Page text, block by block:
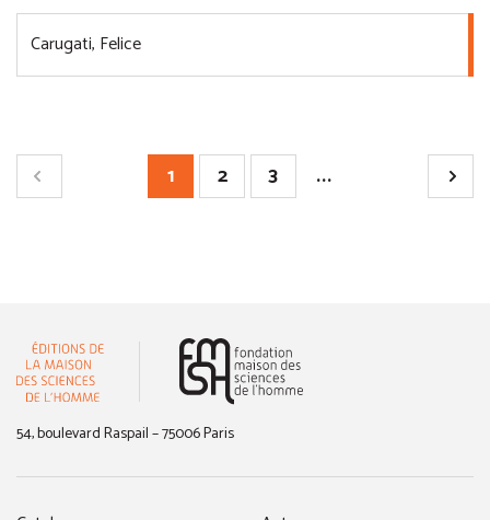
Carugati, Felice
1 2 3 ...
54, boulevard Raspail – 75006 Paris